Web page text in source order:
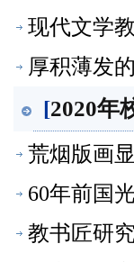
现代文学
厚积薄发
[2020年
荒烟版画
60年前国
教书匠研